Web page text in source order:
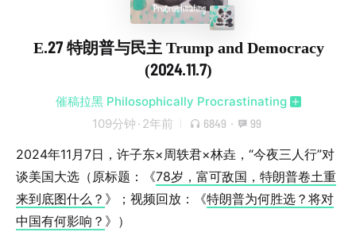
E.27 特朗普与民主 Trump and Democracy
(2024.11.7)
催稿拉黑 Philosophically Procrastinating
109分钟 · 2年前 6849 · 99
2024年11月7日，许子东×周轶君×林垚，“今夜三人行”对
谈美国大选（原标题：《78岁，富可敌国，特朗普卷土重
来到底图什么？ 》；视频回放：《特朗普为何胜选？将对
中国有何影响？ 》）